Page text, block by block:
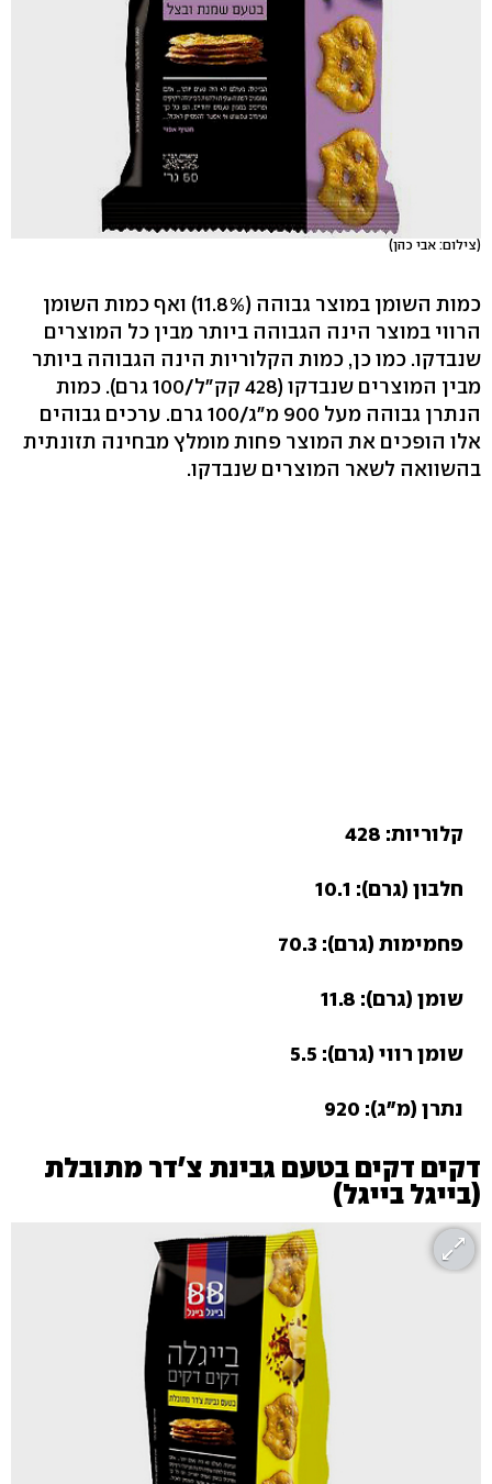
(צילום: אבי כהן)
כמות השומן במוצר גבוהה (11.8%) ואף כמות השומן
הרווי במוצר הינה הגבוהה ביותר מבין כל המוצרים
שנבדקו. כמו כן, כמות הקלוריות הינה הגבוהה ביותר
מבין המוצרים שנבדקו (428 קק"ל/100 גרם). כמות
הנתרן גבוהה מעל 900 מ"ג/100 גרם. ערכים גבוהים
אלו הופכים את המוצר פחות מומלץ מבחינה תזונתית
בהשוואה לשאר המוצרים שנבדקו.
קלוריות: 428
חלבון (גרם): 10.1
פחמימות (גרם): 70.3
שומן (גרם): 11.8
שומן רווי (גרם): 5.5
נתרן (מ"ג): 920
דקים דקים בטעם גבינת צ'דר מתובלת
(בייגל בייגל)